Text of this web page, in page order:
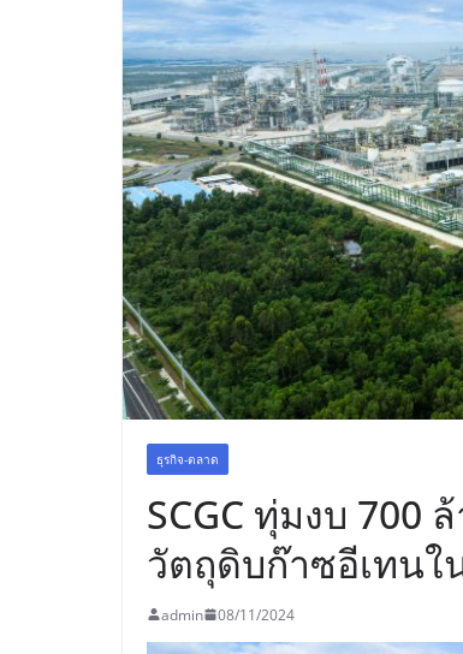
ธุรกิจ-ตลาด
SCGC ทุ่มงบ 700
วัตถุดิบก๊าซอีเทนใ
admin 08/11/2024